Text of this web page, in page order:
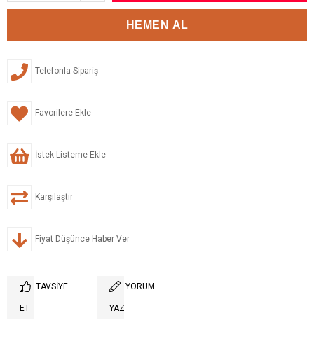
Telefonla Sipariş
Favorilere Ekle
İstek Listeme Ekle
Karşılaştır
Fiyat Düşünce Haber Ver
TAVSIYE
ET
YORUM
YAZ